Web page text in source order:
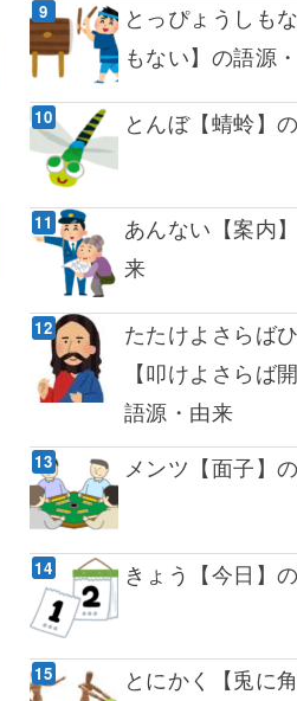
とっぴょうしも
もない】の語源
とんぼ【蜻蛉】
あんない【案内
来
たたけよさらば
【叩けよさらば
語源・由来
メンツ【面子】
きょう【今日】
とにかく【兎に